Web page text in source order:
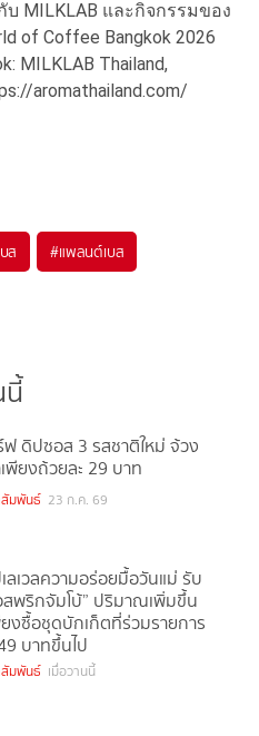
MILKLAB และกิจกรรมของ
of Coffee Bangkok 2026
MILKLAB Thailand,
aromathailand.com/
ส #แพลนต์เบส
ฟ ดิปซอส 3 รสชาติใหม่ จ้วง
พียงถ้วยละ 29 บาท
สัมพันธ์ 23 ก.ค. 69
ลเวลความอร่อยมื้อวันแม่ รับ
สพริกจัมโบ้” ปริมาณเพิ่มขึ้น
ยงซื้อชุดบักเก็ตที่ร่วมรายการ
บาทขึ้นไป
สัมพันธ์ เมื่อวานนี้